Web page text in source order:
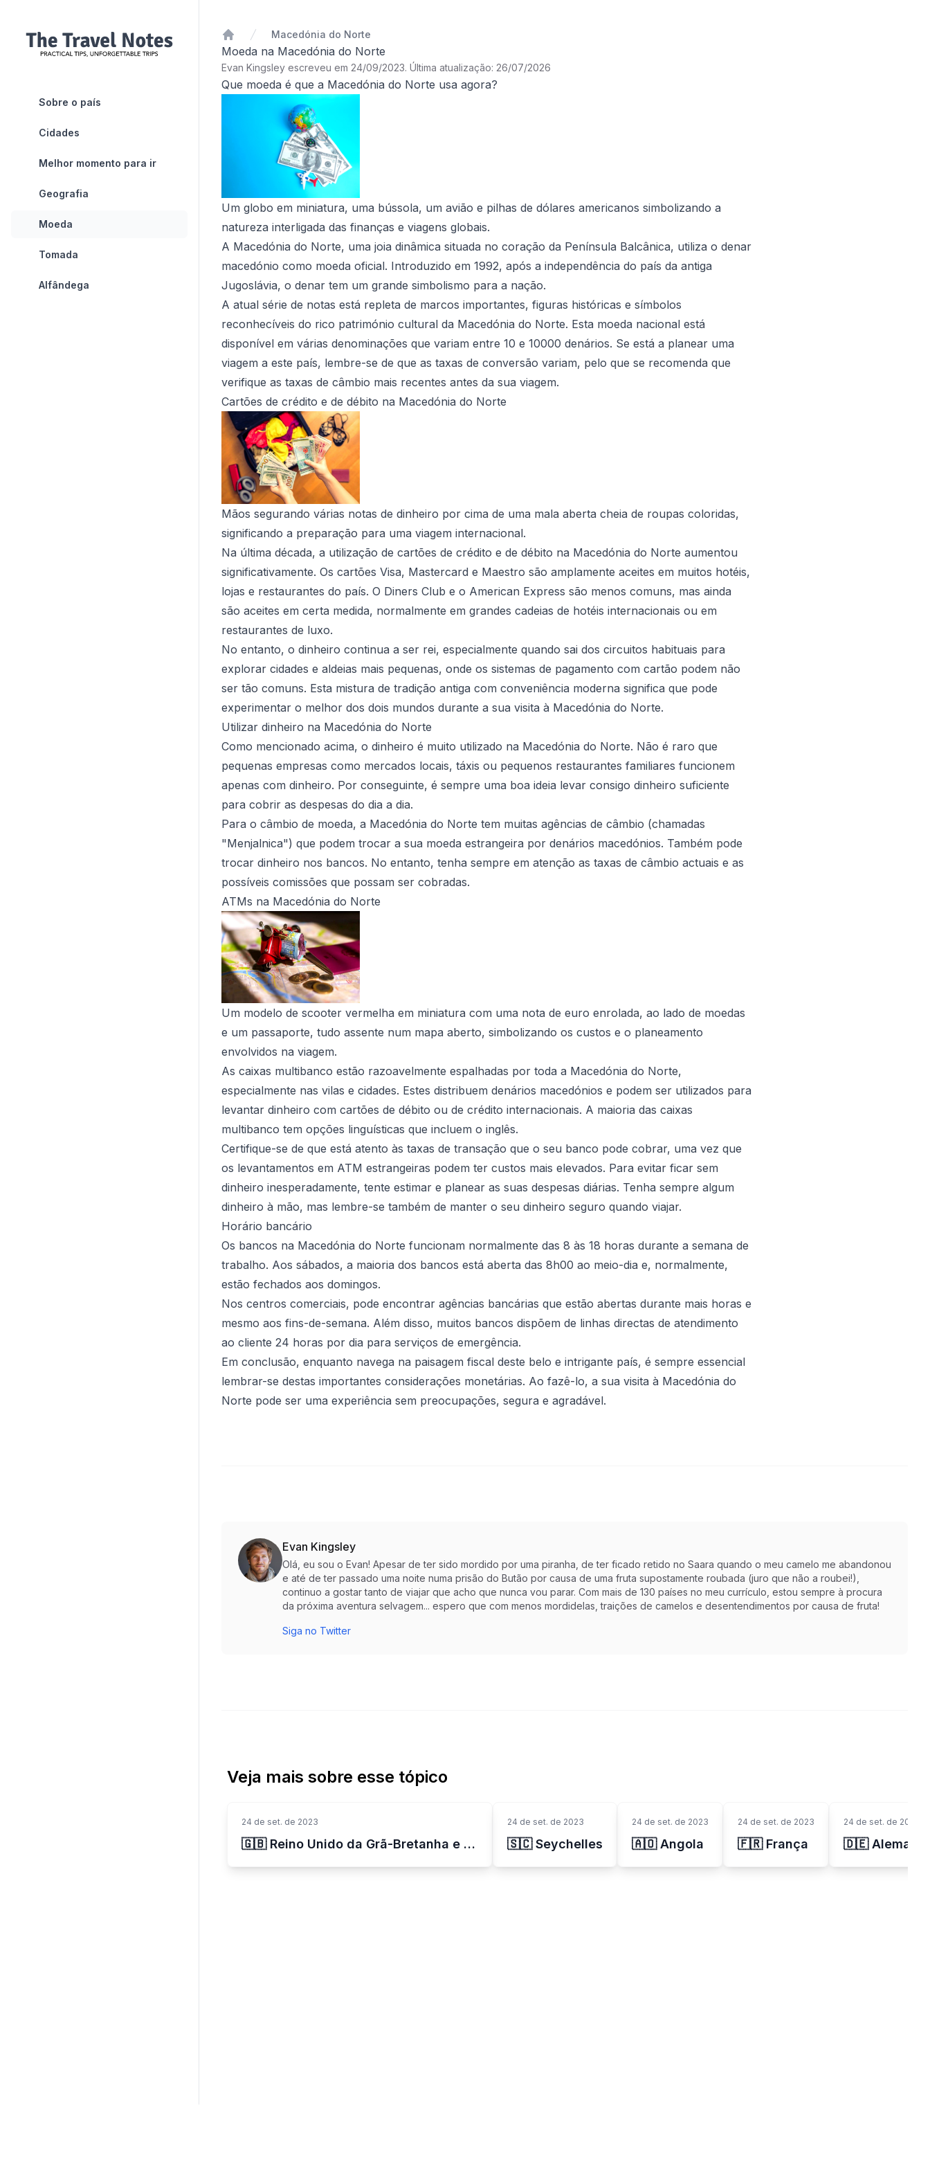
Sobre o país
Cidades
Melhor momento para ir
Geografia
Moeda
Tomada
Alfândega
Início
Macedónia do Norte
Moeda na Macedónia do Norte
Evan Kingsley escreveu em 24/09/2023. Última atualização: 26/07/2026
Que moeda é que a Macedónia do Norte usa agora?
Um globo em miniatura, uma bússola, um avião e pilhas de dólares americanos simbolizando a
natureza interligada das finanças e viagens globais.
A Macedónia do Norte, uma joia dinâmica situada no coração da Península Balcânica, utiliza o denar
macedónio como moeda oficial. Introduzido em 1992, após a independência do país da antiga
Jugoslávia, o denar tem um grande simbolismo para a nação.
A atual série de notas está repleta de marcos importantes, figuras históricas e símbolos
reconhecíveis do rico património cultural da Macedónia do Norte. Esta moeda nacional está
disponível em várias denominações que variam entre 10 e 10000 denários. Se está a planear uma
viagem a este país, lembre-se de que as taxas de conversão variam, pelo que se recomenda que
verifique as taxas de câmbio mais recentes antes da sua viagem.
Cartões de crédito e de débito na Macedónia do Norte
Mãos segurando várias notas de dinheiro por cima de uma mala aberta cheia de roupas coloridas,
significando a preparação para uma viagem internacional.
Na última década, a utilização de cartões de crédito e de débito na Macedónia do Norte aumentou
significativamente. Os cartões Visa, Mastercard e Maestro são amplamente aceites em muitos hotéis,
lojas e restaurantes do país. O Diners Club e o American Express são menos comuns, mas ainda
são aceites em certa medida, normalmente em grandes cadeias de hotéis internacionais ou em
restaurantes de luxo.
No entanto, o dinheiro continua a ser rei, especialmente quando sai dos circuitos habituais para
explorar cidades e aldeias mais pequenas, onde os sistemas de pagamento com cartão podem não
ser tão comuns. Esta mistura de tradição antiga com conveniência moderna significa que pode
experimentar o melhor dos dois mundos durante a sua visita à Macedónia do Norte.
Utilizar dinheiro na Macedónia do Norte
Como mencionado acima, o dinheiro é muito utilizado na Macedónia do Norte. Não é raro que
pequenas empresas como mercados locais, táxis ou pequenos restaurantes familiares funcionem
apenas com dinheiro. Por conseguinte, é sempre uma boa ideia levar consigo dinheiro suficiente
para cobrir as despesas do dia a dia.
Para o câmbio de moeda, a Macedónia do Norte tem muitas agências de câmbio (chamadas
"Menjalnica") que podem trocar a sua moeda estrangeira por denários macedónios. Também pode
trocar dinheiro nos bancos. No entanto, tenha sempre em atenção as taxas de câmbio actuais e as
possíveis comissões que possam ser cobradas.
ATMs na Macedónia do Norte
Um modelo de scooter vermelha em miniatura com uma nota de euro enrolada, ao lado de moedas
e um passaporte, tudo assente num mapa aberto, simbolizando os custos e o planeamento
envolvidos na viagem.
As caixas multibanco estão razoavelmente espalhadas por toda a Macedónia do Norte,
especialmente nas vilas e cidades. Estes distribuem denários macedónios e podem ser utilizados para
levantar dinheiro com cartões de débito ou de crédito internacionais. A maioria das caixas
multibanco tem opções linguísticas que incluem o inglês.
Certifique-se de que está atento às taxas de transação que o seu banco pode cobrar, uma vez que
os levantamentos em ATM estrangeiras podem ter custos mais elevados. Para evitar ficar sem
dinheiro inesperadamente, tente estimar e planear as suas despesas diárias. Tenha sempre algum
dinheiro à mão, mas lembre-se também de manter o seu dinheiro seguro quando viajar.
Horário bancário
Os bancos na Macedónia do Norte funcionam normalmente das 8 às 18 horas durante a semana de
trabalho. Aos sábados, a maioria dos bancos está aberta das 8h00 ao meio-dia e, normalmente,
estão fechados aos domingos.
Nos centros comerciais, pode encontrar agências bancárias que estão abertas durante mais horas e
mesmo aos fins-de-semana. Além disso, muitos bancos dispõem de linhas directas de atendimento
ao cliente 24 horas por dia para serviços de emergência.
Em conclusão, enquanto navega na paisagem fiscal deste belo e intrigante país, é sempre essencial
lembrar-se destas importantes considerações monetárias. Ao fazê-lo, a sua visita à Macedónia do
Norte pode ser uma experiência sem preocupações, segura e agradável.
Evan Kingsley
Olá, eu sou o Evan! Apesar de ter sido mordido por uma piranha, de ter ficado retido no Saara quando o meu camelo me abandonou
e até de ter passado uma noite numa prisão do Butão por causa de uma fruta supostamente roubada (juro que não a roubei!),
continuo a gostar tanto de viajar que acho que nunca vou parar. Com mais de 130 países no meu currículo, estou sempre à procura
da próxima aventura selvagem... espero que com menos mordidelas, traições de camelos e desentendimentos por causa de fruta!
Siga no Twitter
Veja mais sobre esse tópico
24 de set. de 2023
🇬🇧 Reino Unido da Grã-Bretanha e Irlanda do Norte
24 de set. de 2023
🇸🇨 Seychelles
24 de set. de 2023
🇦🇴 Angola
24 de set. de 2023
🇫🇷 França
24 de set. de 2023
🇩🇪